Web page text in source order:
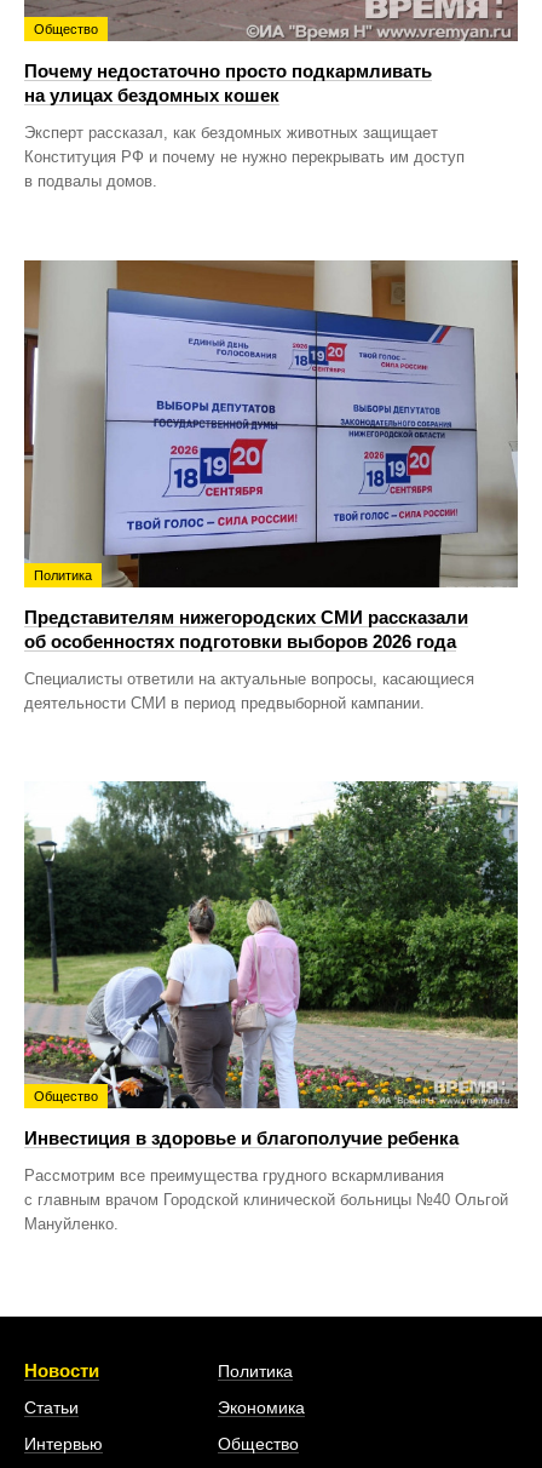
Общество
Почему недостаточно просто подкармливать
на улицах бездомных кошек
Эксперт рассказал, как бездомных животных защищает
Конституция РФ и почему не нужно перекрывать им доступ
в подвалы домов.
Политика
Представителям нижегородских СМИ рассказали
об особенностях подготовки выборов 2026 года
Специалисты ответили на актуальные вопросы, касающиеся
деятельности СМИ в период предвыборной кампании.
Общество
Инвестиция в здоровье и благополучие ребенка
Рассмотрим все преимущества грудного вскармливания
с главным врачом Городской клинической больницы №40 Ольгой
Мануйленко.
Новости
Статьи
Интервью
Политика
Экономика
Общество